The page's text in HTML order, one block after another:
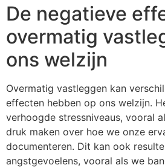
De negatieve
overmatig
ons welzijn
Overmatig vastleggen kan
effecten hebben op ons welzijn.
verhoogde stressniveaus, vooral
druk maken over hoe we onze
documenteren. Dit kan ook
angstgevoelens, vooral als we